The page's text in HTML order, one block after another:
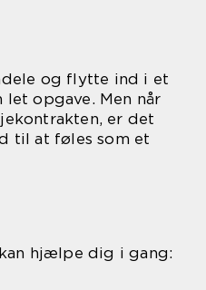
og flytte ind i et
opgave. Men når
er det
til at føles som et
hjælpe dig i gang: